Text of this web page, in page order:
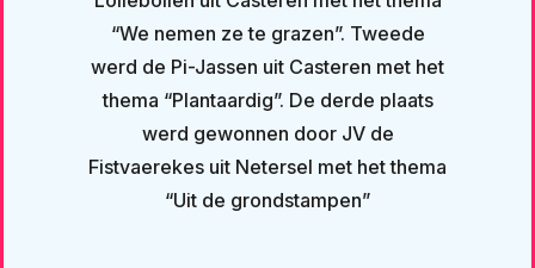
“We nemen ze te grazen”. Tweede
werd de Pi-Jassen uit Casteren met het
thema “Plantaardig”. De derde plaats
werd gewonnen door JV de
Fistvaerekes uit Netersel met het thema
“Uit de grondstampen”